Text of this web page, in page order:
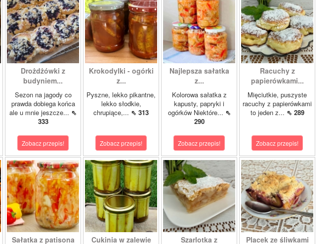
Drożdżówki z
budyniem...
Sezon na jagody co
prawda dobiega końca
ale u mnie jeszcze... ⇖
333
Zobacz przepis!
Krokodylki - ogórki
z...
Pyszne, lekko pikantne,
lekko słodkie,
chrupiące,... ⇖ 313
Zobacz przepis!
Najlepsza sałatka
z...
Kolorowa sałatka z
kapusty, papryki i
ogórków Niektóre... ⇖
290
Zobacz przepis!
Racuchy z
papierówkami...
Mięciutkie, puszyste
racuchy z papierówkami
to jeden z... ⇖ 289
Zobacz przepis!
Sałatka z patisona Cukinia w zalewie Szarlotka z Placek ze śliwkami